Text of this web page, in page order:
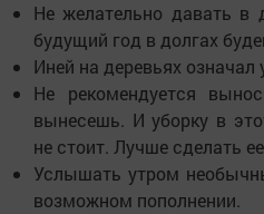
Не желательно давать в
будущий год в долгах
Иней на деревьях
Не рекомендуется
вынесешь. И уборку в
не стоит. Лучше сделать
Услышать утром
возможном пополнении.